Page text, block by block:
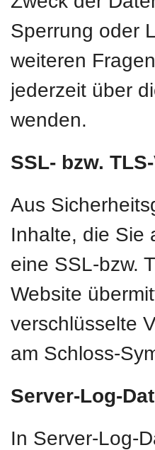
Sperrung oder
weiteren
jederzeit über
wenden.
SSL- bzw.
Aus
Inhalte, die Sie
eine SSL-bzw.
Website
verschlüsselte
am Schloss-
Server-Log-
In Server-Log-